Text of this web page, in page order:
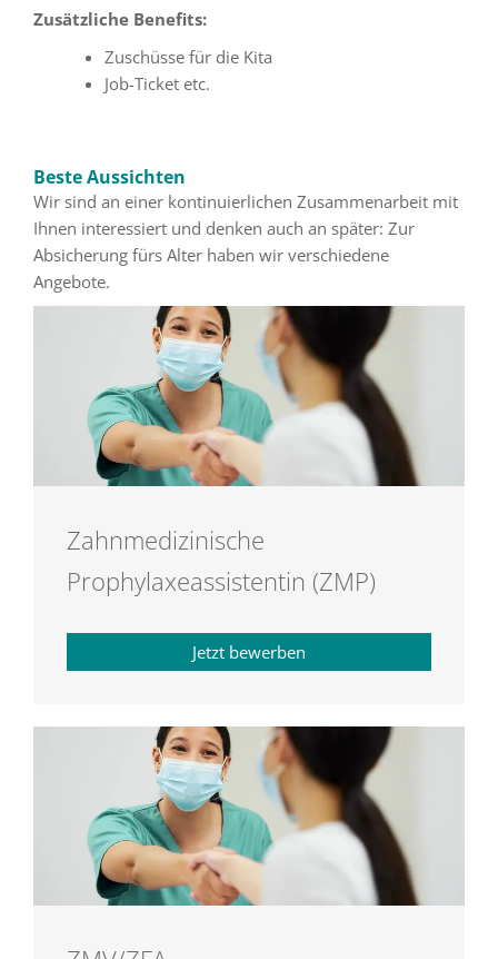
Zusätzliche Benefits:
Zuschüsse für die Kita
Job-Ticket etc.
Beste Aussichten
Wir sind an einer kontinuierlichen Zusammenarbeit mit
Ihnen interessiert und denken auch an später: Zur
Absicherung fürs Alter haben wir verschiedene
Angebote.
Zahnmedizinische
Prophylaxeassistentin (ZMP)
Jetzt bewerben